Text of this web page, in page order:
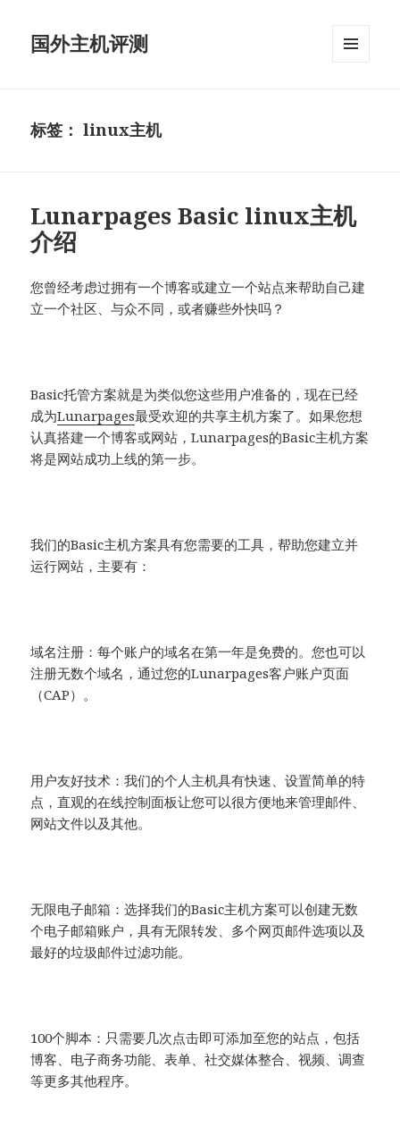
国外主机评测
标签：linux主机
Lunarpages Basic linux主机
介绍
您曾经考虑过拥有一个博客或建立一个站点来帮助自己建
立一个社区、与众不同，或者赚些外快吗？
Basic托管方案就是为类似您这些用户准备的，现在已经
成为Lunarpages最受欢迎的共享主机方案了。如果您想
认真搭建一个博客或网站，Lunarpages的Basic主机方案
将是网站成功上线的第一步。
我们的Basic主机方案具有您需要的工具，帮助您建立并
运行网站，主要有：
域名注册：每个账户的域名在第一年是免费的。您也可以
注册无数个域名，通过您的Lunarpages客户账户页面
（CAP）。
用户友好技术：我们的个人主机具有快速、设置简单的特
点，直观的在线控制面板让您可以很方便地来管理邮件、
网站文件以及其他。
无限电子邮箱：选择我们的Basic主机方案可以创建无数
个电子邮箱账户，具有无限转发、多个网页邮件选项以及
最好的垃圾邮件过滤功能。
100个脚本：只需要几次点击即可添加至您的站点，包括
博客、电子商务功能、表单、社交媒体整合、视频、调查
等更多其他程序。